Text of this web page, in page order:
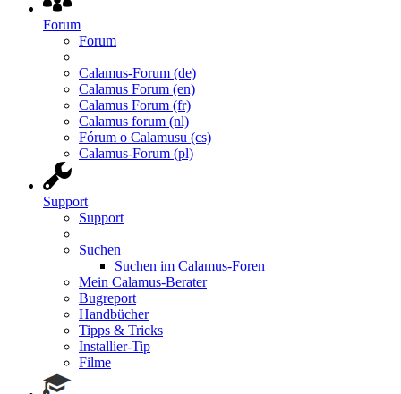
Forum
Forum
Calamus-Forum (de)
Calamus Forum (en)
Calamus Forum (fr)
Calamus forum (nl)
Fórum o Calamusu (cs)
Calamus-Forum (pl)
Support
Support
Suchen
Suchen im Calamus-Foren
Mein Calamus-Berater
Bugreport
Handbücher
Tipps & Tricks
Installier-Tip
Filme